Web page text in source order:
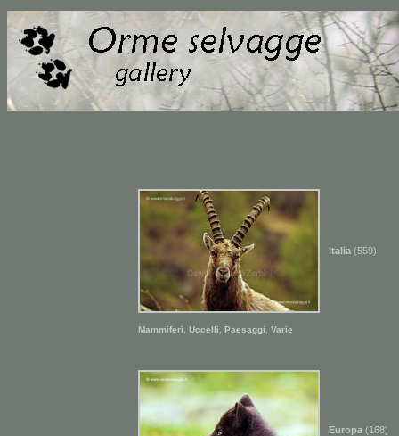
Italia (559)
Mammiferi Uccelli Paesaggi Varie
Europa (168)